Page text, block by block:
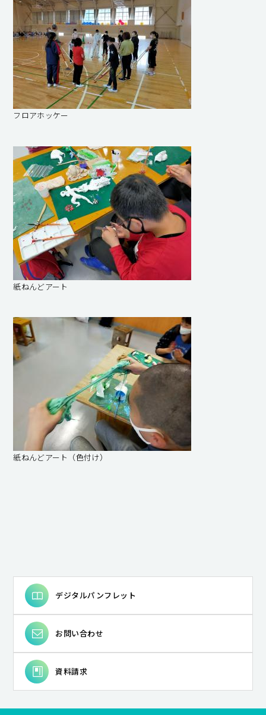
フロアホッケー
紙ねんどアート
紙ねんどアート（色付け）
デジタルパンフレット
お問い合わせ
資料請求